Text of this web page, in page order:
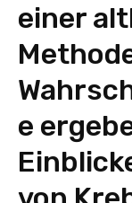
einer
e